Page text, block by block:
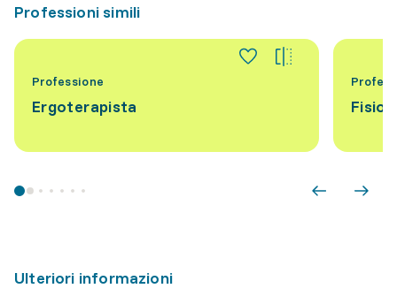
Professioni simili
Professione
Ergoterapista
Ulteriori informazioni